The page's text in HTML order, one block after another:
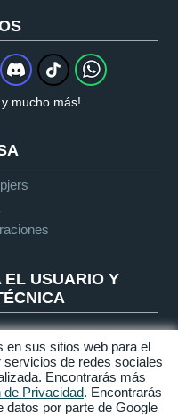
mucho más!
EL USUARIO Y
Play
en sus sitios web para el
de redes sociales
Encontrarás más
de Privacidad. Encontrarás
datos por parte de Google